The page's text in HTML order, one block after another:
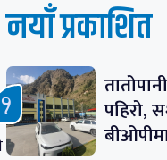
नयाँ प्रकाशित
पहिरो,